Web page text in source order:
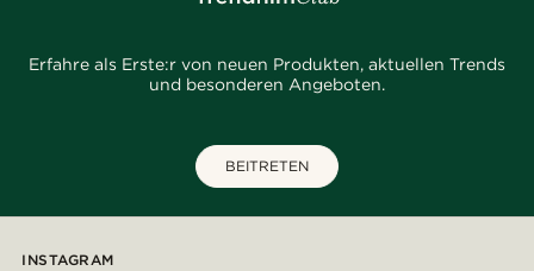
Erfahre als Erste:r von neuen Produkten, aktuellen Trends
und besonderen Angeboten.
BEITRETEN
INSTAGRAM